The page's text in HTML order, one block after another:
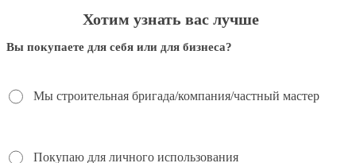
Хотим узнать вас лучше
Вы покупаете для себя или для бизнеса?
Мы строительная бригада/компания/частный мастер
Покупаю для личного использования